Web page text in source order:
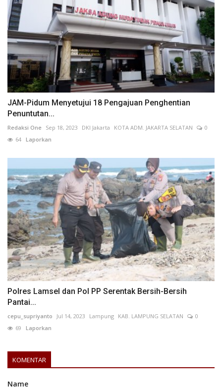
JAM-Pidum Menyetujui 18 Pengajuan Penghentian
Penuntutan...
Redaksi One Sep 18, 2023 DKI Jakarta KOTA ADM. JAKARTA SELATAN
0
64 Laporkan
Polres Lamsel dan Pol PP Serentak Bersih-Bersih
Pantai...
cepu_supriyanto Jul 14, 2023 Lampung KAB. LAMPUNG SELATAN
0
69 Laporkan
KOMENTAR
Name